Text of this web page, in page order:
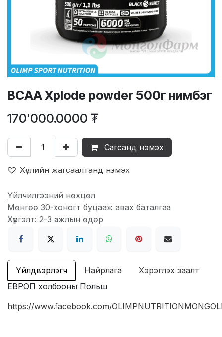
BCAA Xplode powder 500г нимбэг
170'000.0000 ₮
Сагсанд нэмэх
Хүслийн жагсаалтанд нэмэх
Үйлчилгээний нөхцөл
Мөнгөө 30-хоногт буцааж авах баталгаа
Хүргэлт: 2-3 ажлын өдөр
Үйлдвэрлэгч Найрлага
Хэрэглэх заалт
ЕВРОП холбооны Польш
https://www.facebook.com/